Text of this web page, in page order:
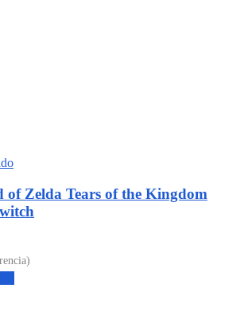
of Zelda Tears of the Kingdom